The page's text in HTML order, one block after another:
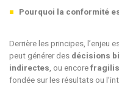
Pourquoi la conformité
Derrière les principes, l’enjeu
peut générer des décisions
indirectes , ou encore
fondée sur les résultats ou